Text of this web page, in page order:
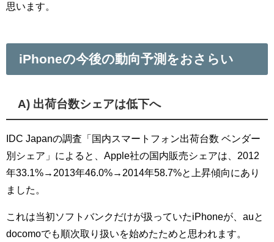
思います。
iPhoneの今後の動向予測をおさらい
A) 出荷台数シェアは低下へ
IDC Japanの調査「国内スマートフォン出荷台数 ベンダー
別シェア」によると、Apple社の国内販売シェアは、2012
年33.1%→2013年46.0%→2014年58.7%と上昇傾向にあり
ました。
これは当初ソフトバンクだけが扱っていたiPhoneが、auと
docomoでも順次取り扱いを始めたためと思われます。